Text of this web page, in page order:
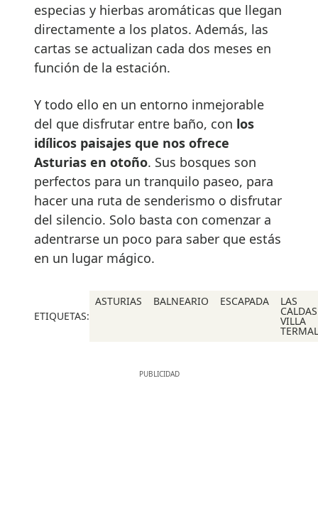
especias y hierbas aromáticas que llegan
directamente a los platos. Además, las
cartas se actualizan cada dos meses en
función de la estación.
Y todo ello en un entorno inmejorable
del que disfrutar entre baño, con los
idílicos paisajes que nos ofrece
Asturias en otoño. Sus bosques son
perfectos para un tranquilo paseo, para
hacer una ruta de senderismo o disfrutar
del silencio. Solo basta con comenzar a
adentrarse un poco para saber que estás
en un lugar mágico.
ETIQUETAS:
ASTURIAS BALNEARIO ESCAPADA LAS
CALDAS
VILLA
TERMAL